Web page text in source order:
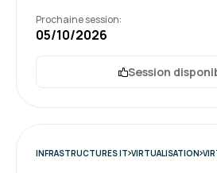
stage
Formateur compétent et très
sujets de virtualisation
Prochaine session:
05/10/2026
Session
INFRASTRUCTURES IT VIRTUALISATION